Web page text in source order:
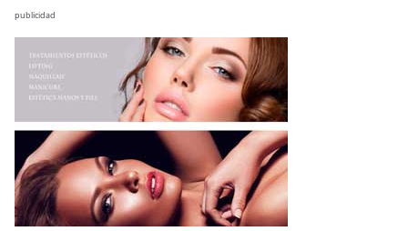
publicidad